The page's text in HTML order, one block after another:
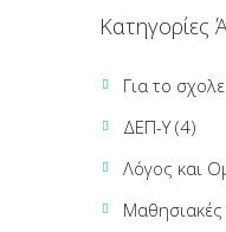
Κατηγορίες
Για το
ΔΕΠ-Υ(4)
Λόγος και
Μαθησιακές